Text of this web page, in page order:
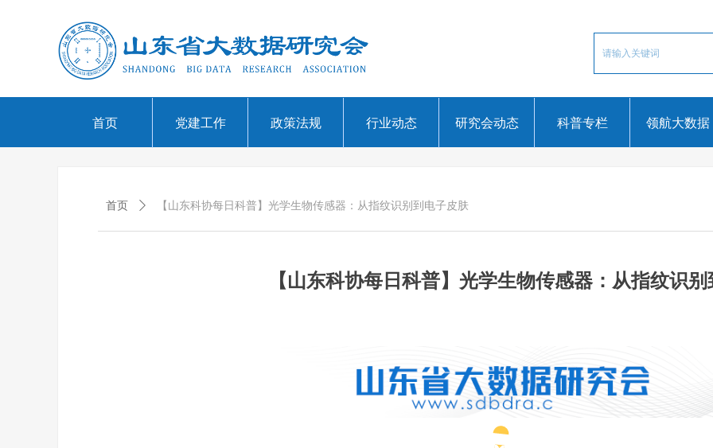
首页 党建工作 政策法规 行业动态 研究会动态 科普专栏 领航大数据
【山东科协每日科普】光学生物传感器：从指纹识
首页 ꄲ 【山东科协每日科普】光学生物传感器：从指纹识别到电子皮肤